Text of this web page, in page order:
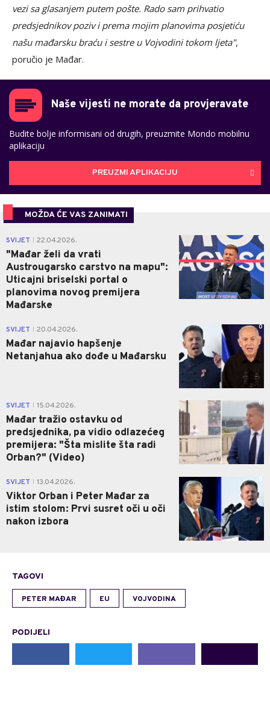
vezi sa glasanjem putem pošte. Rado sam prihvatio
predsjednikov poziv i prema mojim planovima posjetiću
našu mađarsku braću i sestre u Vojvodini tokom ljeta",
poručio je Mađar.
Naše vijesti ne morate da provjeravate
Budite bolje informisani od drugih, preuzmite Mondo mobilnu
aplikaciju
PREUZMI APLIKACIJU
MOŽDA ĆE VAS ZANIMATI
SVIJET 22.04.2026.
"Mađar želi da vrati
Austrougarsko carstvo na mapu":
Uticajni briselski portal o
planovima novog premijera
Mađarske
0
SVIJET 20.04.2026.
Mađar najavio hapšenje
Netanjahua ako dođe u Mađarsku
0
SVIJET 15.04.2026.
Mađar tražio ostavku od
predsjednika, pa vidio odlazećeg
premijera: "Šta mislite šta radi
Orban?" (Video)
0
SVIJET 13.04.2026.
Viktor Orban i Peter Mađar za
istim stolom: Prvi susret oči u oči
nakon izbora
0
TAGOVI
PETER MAĐAR EU VOJVODINA
PODIJELI